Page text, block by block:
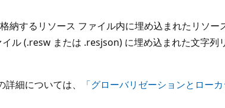
納するリソース ファイル内に埋め込まれたリソー
ル (.resw または .resjson) に埋め込まれた文字列
細については、
「グローバリゼーションとローカ